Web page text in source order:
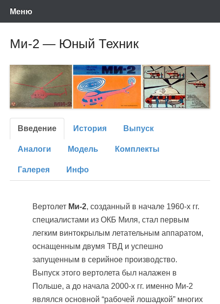
Перейти
Ретро-Модели.Ру
времен СССР и постсоветского периода. Проект участников сайтов
Меню
Ми-2 — Юный Техник
Введение История Выпуск
Аналоги Модель Комплекты
Галерея Инфо
Вертолет Ми-2, созданный в начале 1960-х гг.
специалистами из ОКБ Миля, стал первым
легким винтокрылым летательным аппаратом,
оснащенным двумя ТВД и успешно
запущенным в серийное производство.
Выпуск этого вертолета был налажен в
Польше, а до начала 2000-х гг. именно Ми-2
являлся основной “рабочей лошадкой” многих